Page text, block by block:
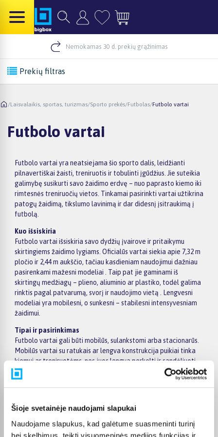
Šioje svetainėje naudojami slapukai
Naudojame slapukus, kad galėtume suasmeninti turinį
bei skelbimus, teikti visuomeninės medijos funkcijas ir
Nemokamas 30 d. prekių grąžinimas
Prekių filtras
/Laisvalaikis, sportas, turizmas/Sporto prekės/Futbolas/Futbolo vartai
Futbolo vartai
Futbolo vartai yra neatsiejama šio sporto dalis, leidžianti
pilnavertiškai žaisti, treniruotis ir tobulinti įgūdžius. Jie suteikia
galimybę susikurti savo žaidimo erdvę – nuo paprasto kiemo iki
rimtesnės treniruočių vietos. Tinkamai pasirinkti vartai užtikrina
patogų žaidimą, tikslumo lavinimą ir dar didesnį įsitraukimą į
futbolą.
Kuo išsiskiria
Futbolo vartai išsiskiria savo dydžių įvairove ir pritaikymu
skirtingiems žaidimo lygiams. Oficialūs vartai siekia apie 7,32 m
pločio ir 2,44 m aukščio, tačiau kasdieniam naudojimui dažniau
pasirenkami mažesni modeliai . Taip pat jie gaminami iš
skirtingų medžiagų – plieno, aliuminio ar plastiko, todėl galima
rinktis pagal patvarumą, svorį ir naudojimo vietą . Lengvesni
modeliai yra mobilesni, o sunkesni – stabilesni intensyvesniam
žaidimui.
Tipai ir pasirinkimas
Futbolo vartai gali būti mobilūs, sulankstomi arba stacionarūs.
Mobilūs vartai su ratukais ar lengva konstrukcija puikiai tinka
kiemui ar treniruotėms, nes juos lengva perkelti ir sandėliuoti.
Sulankstomi modeliai dažnai pasirenkami vaikams ar
laisvalaikiui, nes juos galima greitai surinkti ir išardyti.
ilgesniam naudojimui ir labiau tinka intensyviam žaidimui.
Renkantis svarbu atsižvelgti į dydį, medžiagą, stabilumą ir
naudojimo vietą – mažesnei erdvei pakaks kompaktiško
varianto, o rimtesniam žaidimui verta rinktis didesnius ir